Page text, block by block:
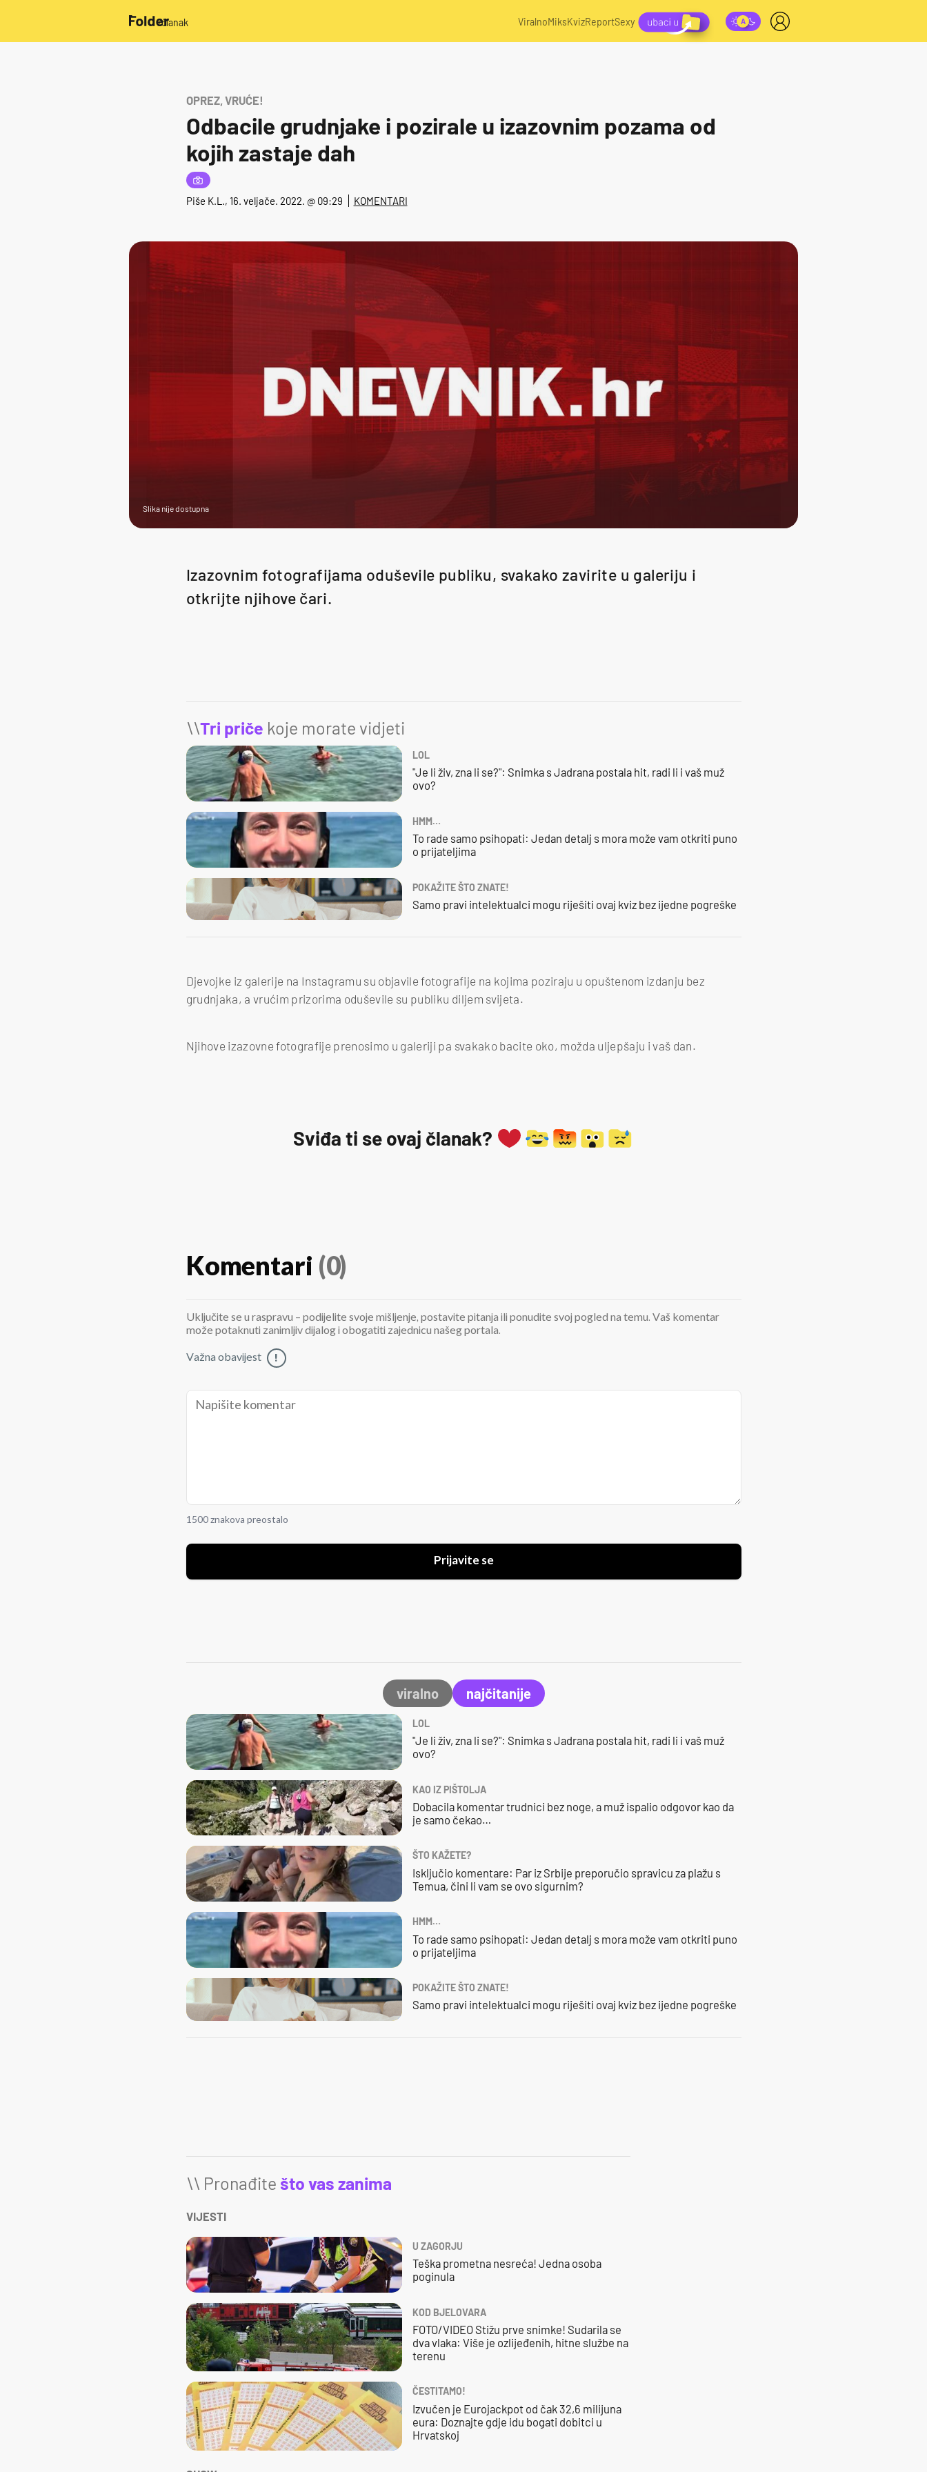
/članak ViralnoMiksKvizReportSexy
OPREZ, VRUĆE!
Odbacile grudnjake i pozirale u izazovnim pozama od
kojih zastaje dah
Piše K.L., 16. veljače. 2022. @ 09:29 KOMENTARI
Slika nije dostupna
Izazovnim fotografijama oduševile publiku, svakako zavirite u galeriju i
otkrijte njihove čari.
\\Tri priče koje morate vidjeti
LOL
"Je li živ, zna li se?": Snimka s Jadrana postala hit, radi li i vaš muž
ovo?
HMM…
To rade samo psihopati: Jedan detalj s mora može vam otkriti puno
o prijateljima
POKAŽITE ŠTO ZNATE!
Samo pravi intelektualci mogu riješiti ovaj kviz bez ijedne pogreške
Djevojke iz galerije na Instagramu su objavile fotografije na kojima poziraju u opuštenom izdanju bez
grudnjaka, a vrućim prizorima oduševile su publiku diljem svijeta.
Njihove izazovne fotografije prenosimo u galeriji pa svakako bacite oko, možda uljepšaju i vaš dan.
Sviđa ti se ovaj članak?
Komentari (0)
Uključite se u raspravu – podijelite svoje mišljenje, postavite pitanja ili ponudite svoj pogled na temu. Vaš komentar
može potaknuti zanimljiv dijalog i obogatiti zajednicu našeg portala.
Važna obavijest !
1500 znakova preostalo
Prijavite se
viralno najčitanije
LOL
"Je li živ, zna li se?": Snimka s Jadrana postala hit, radi li i vaš muž
ovo?
KAO IZ PIŠTOLJA
Dobacila komentar trudnici bez noge, a muž ispalio odgovor kao da
je samo čekao…
ŠTO KAŽETE?
Isključio komentare: Par iz Srbije preporučio spravicu za plažu s
Temua, čini li vam se ovo sigurnim?
HMM…
To rade samo psihopati: Jedan detalj s mora može vam otkriti puno
o prijateljima
POKAŽITE ŠTO ZNATE!
Samo pravi intelektualci mogu riješiti ovaj kviz bez ijedne pogreške
\\ Pronađite što vas zanima
VIJESTI
U ZAGORJU
Teška prometna nesreća! Jedna osoba
poginula
KOD BJELOVARA
FOTO/VIDEO Stižu prve snimke! Sudarila se
dva vlaka: Više je ozlijeđenih, hitne službe na
terenu
ČESTITAMO!
Izvučen je Eurojackpot od čak 32,6 milijuna
eura: Doznajte gdje idu bogati dobitci u
Hrvatskoj